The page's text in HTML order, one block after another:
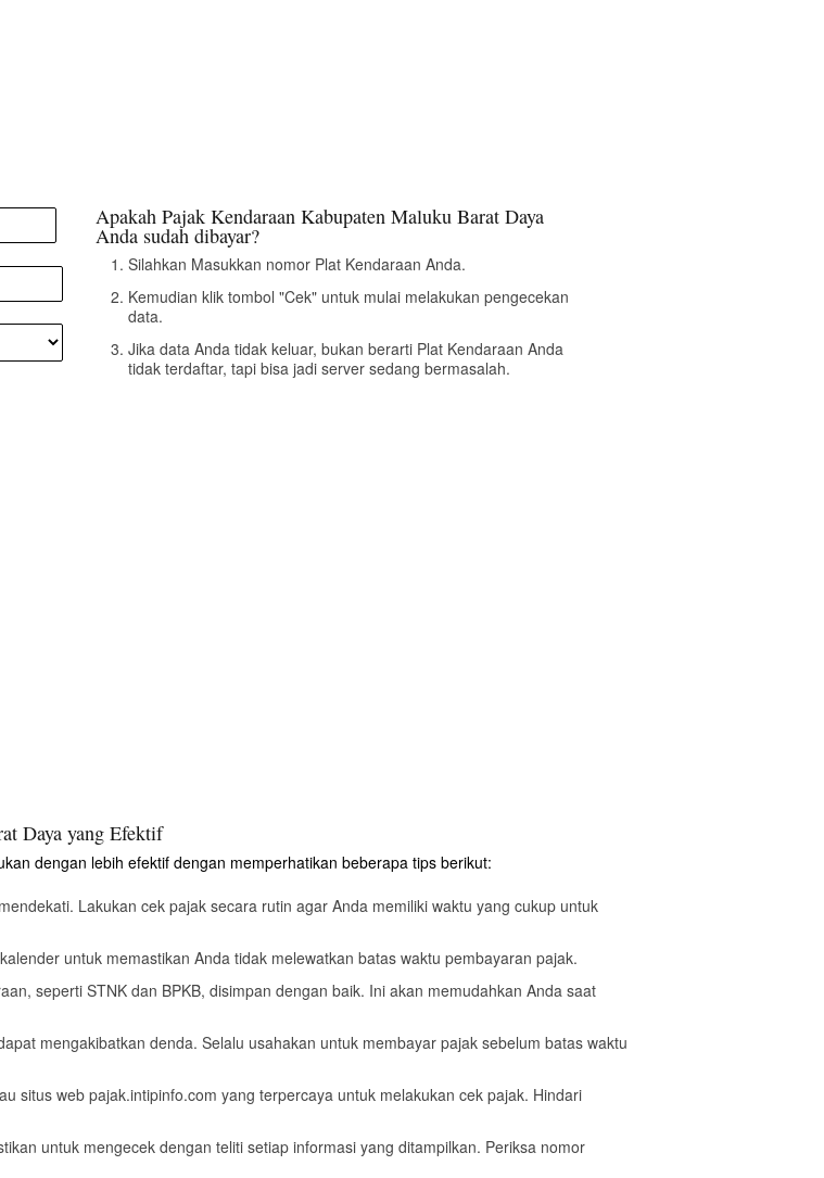
Apakah Pajak Kendaraan Kabupaten Maluku Barat Daya
Anda sudah dibayar?
Silahkan Masukkan nomor Plat Kendaraan Anda.
Kemudian klik tombol "Cek" untuk mulai melakukan pengecekan
data.
Jika data Anda tidak keluar, bukan berarti Plat Kendaraan Anda
tidak terdaftar, tapi bisa jadi server sedang bermasalah.
Daya yang Efektif
dengan lebih efektif dengan memperhatikan beberapa tips berikut:
Lakukan cek pajak secara rutin agar Anda memiliki waktu yang cukup untuk
untuk memastikan Anda tidak melewatkan batas waktu pembayaran pajak.
seperti STNK dan BPKB, disimpan dengan baik. Ini akan memudahkan Anda saat
mengakibatkan denda. Selalu usahakan untuk membayar pajak sebelum batas waktu
situs web pajak.intipinfo.com yang terpercaya untuk melakukan cek pajak. Hindari
untuk mengecek dengan teliti setiap informasi yang ditampilkan. Periksa nomor